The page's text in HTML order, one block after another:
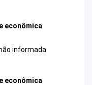
econômica
informada
econômica